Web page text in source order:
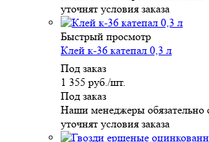
уточнят условия заказа
Быстрый просмотр
Клей к-36 катепал 0,3 л
Под заказ
1 355 руб./шт.
Под заказ
Наши менеджеры обязательно
уточнят условия заказа